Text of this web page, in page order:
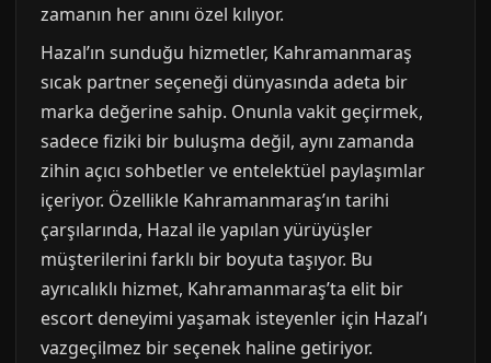
zamanın her anını özel kılıyor.
Hazal’ın sunduğu hizmetler, Kahramanmaraş
sıcak partner seçeneği dünyasında adeta bir
marka değerine sahip. Onunla vakit geçirmek,
sadece fiziki bir buluşma değil, aynı zamanda
zihin açıcı sohbetler ve entelektüel paylaşımlar
içeriyor. Özellikle Kahramanmaraş’ın tarihi
çarşılarında, Hazal ile yapılan yürüyüşler
müşterilerini farklı bir boyuta taşıyor. Bu
ayrıcalıklı hizmet, Kahramanmaraş’ta elit bir
escort deneyimi yaşamak isteyenler için Hazal’ı
vazgeçilmez bir seçenek haline getiriyor.